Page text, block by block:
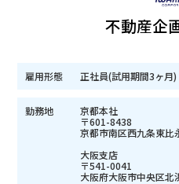
不動産企
雇用形態 正社員(試用期間3ヶ月)
勤務地
京都本社
〒601-8438
京都市南区西九条東
大阪支店
〒541-0041
大阪府大阪市中央区